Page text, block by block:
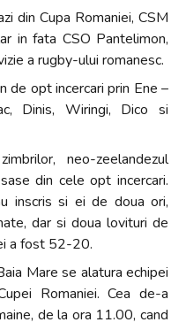
din Cupa Romaniei, CSM
in fata CSO Pantelimon,
a rugby-ului romanesc.
de opt incercari prin Ene –
Dinis, Wiringi, Dico si
neo-zeelandezul
din cele opt incercari.
inscris si ei de doua ori,
dar si doua lovituri de
a fost 52-20.
Mare se alatura echipei
Romaniei. Cea de-a
de la ora 11.00, cand